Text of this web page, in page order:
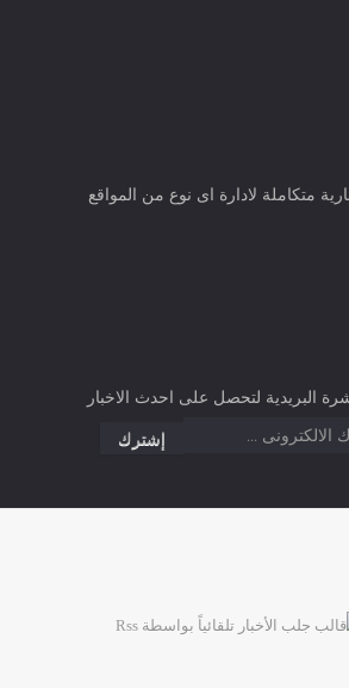
متكاملة لادارة اى نوع من المواقع
البريدية لتحصل على احدث الاخبار